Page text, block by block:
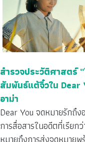
สำรวจประวัติศาสตร์
สัมพันธ์แต้จิ๋วใน Dear
อาม่า
Dear You จดหมายรักถึง
การสื่อสารในอดีตที่เรียก